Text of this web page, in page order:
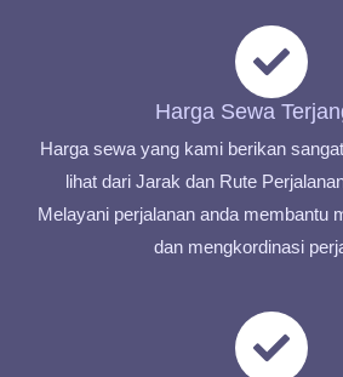
Harga Sewa
Harga sewa yang kami berikan
lihat dari Jarak dan Rute
Melayani perjalanan anda membantu
dan mengkordinasi